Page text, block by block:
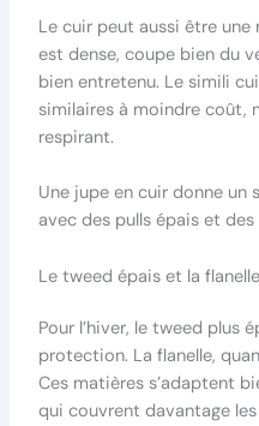
Le cuir peut aussi être une
est dense, coupe bien du
bien entretenu. Le simili
similaires à moindre coût,
respirant.
Une jupe en cuir donne
avec des pulls épais et
Le tweed épais et la flanelle
Pour l’hiver, le tweed plus
protection. La flanelle,
Ces matières s’adaptent
qui couvrent davantage